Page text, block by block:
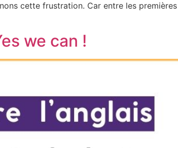
cette frustration. Car entre les
we can !